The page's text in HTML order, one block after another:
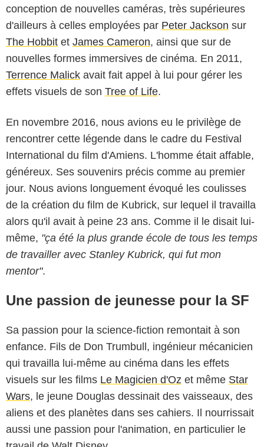
conception de nouvelles caméras, très supérieures
d'ailleurs à celles employées par Peter Jackson sur
The Hobbit et James Cameron, ainsi que sur de
nouvelles formes immersives de cinéma. En 2011,
Terrence Malick avait fait appel à lui pour gérer les
effets visuels de son Tree of Life.
En novembre 2016, nous avions eu le privilège de
rencontrer cette légende dans le cadre du Festival
International du film d'Amiens. L'homme était affable,
généreux. Ses souvenirs précis comme au premier
jour. Nous avions longuement évoqué les coulisses
de la création du film de Kubrick, sur lequel il travailla
alors qu'il avait à peine 23 ans. Comme il le disait lui-
même, "ça été la plus grande école de tous les temps
de travailler avec Stanley Kubrick, qui fut mon
mentor".
Une passion de jeunesse pour la SF
Sa passion pour la science-fiction remontait à son
enfance. Fils de Don Trumbull, ingénieur mécanicien
qui travailla lui-même au cinéma dans les effets
visuels sur les films Le Magicien d'Oz et même Star
Wars, le jeune Douglas dessinait des vaisseaux, des
aliens et des planètes dans ses cahiers. Il nourrissait
aussi une passion pour l'animation, en particulier le